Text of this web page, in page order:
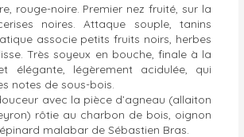
rouge-noire. Premier nez fruité, sur la
noires. Attaque souple, tanins
associe petits fruits noirs, herbes
Très soyeux en bouche, finale à la
élégante, légèrement acidulée, qui
notes de sous-bois.
avec la pièce d’agneau (allaiton
rôtie au charbon de bois, oignon
malabar de Sébastien Bras.